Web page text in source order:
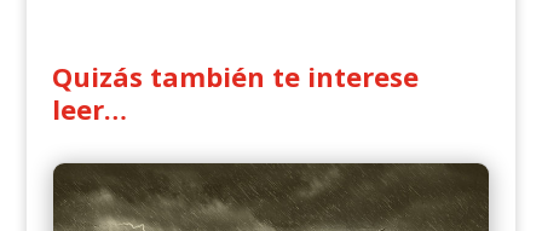
Quizás también te interese
leer…